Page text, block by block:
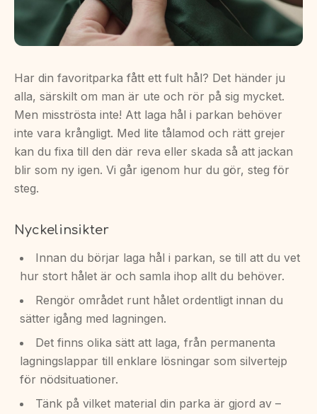
Har din favoritparka fått ett fult hål? Det händer ju
alla, särskilt om man är ute och rör på sig mycket.
Men misströsta inte! Att laga hål i parkan behöver
inte vara krångligt. Med lite tålamod och rätt grejer
kan du fixa till den där reva eller skada så att jackan
blir som ny igen. Vi går igenom hur du gör, steg för
steg.
Nyckelinsikter
Innan du börjar laga hål i parkan, se till att du vet
hur stort hålet är och samla ihop allt du behöver.
Rengör området runt hålet ordentligt innan du
sätter igång med lagningen.
Det finns olika sätt att laga, från permanenta
lagningslappar till enklare lösningar som silvertejp
för nödsituationer.
Tänk på vilket material din parka är gjord av –